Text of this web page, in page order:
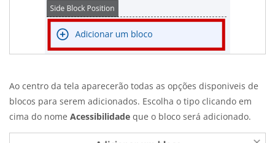
Ao centro da tela aparecerão todas as opções disponiveis de
blocos para serem adicionados. Escolha o tipo clicando em
cima do nome Acessibilidade que o bloco será adicionado.